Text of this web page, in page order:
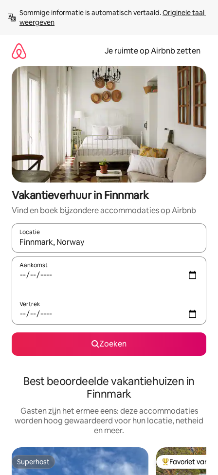
direct
naar
Sommige informatie is automatisch vertaald. Originele taal
weergeven
Je ruimte op Airbnb zetten
Vakantieverhuur in Finnmark
Vind en boek bijzondere accommodaties op Airbnb
Locatie
Wanneer er suggesties beschikbaar zijn, maak je een keuze
Aankomst
Vertrek
Zoeken
Best beoordeelde vakantiehuizen in
Finnmark
Gasten zijn het ermee eens: deze accommodaties
worden hoog gewaardeerd voor hun locatie, netheid
en meer.
Superhost
Superhost Topfavoriet van
Favoriet van